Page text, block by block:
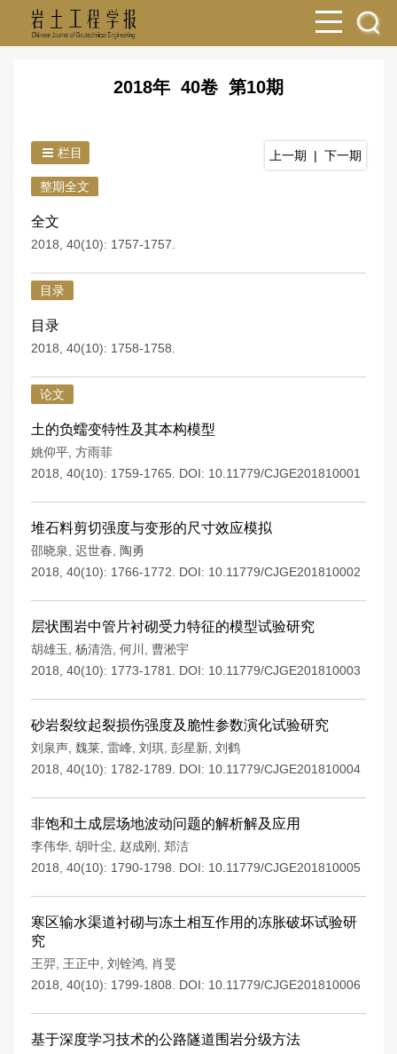
2018年 40卷 第10期
栏目 上一期 | 下一期
整期全文
全文
2018, 40(10): 1757-1757.
目录
目录
2018, 40(10): 1758-1758.
论文
土的负蠕变特性及其本构模型
姚仰平 方雨菲
2018, 40(10): 1759-1765.
DOI: 10.11779/CJGE201810001
堆石料剪切强度与变形的尺寸效应模拟
邵晓泉 迟世春
陶勇
2018, 40(10): 1766-1772.
DOI: 10.11779/CJGE201810002
层状围岩中管片衬砌受力特征的模型试验研究
胡雄玉 杨清浩 何川
曹淞宇
2018, 40(10): 1773-1781.
DOI: 10.11779/CJGE201810003
砂岩裂纹起裂损伤强度及脆性参数演化试验研究
刘泉声 魏莱 雷峰 刘琪 彭星新 刘鹤
2018, 40(10): 1782-1789.
DOI: 10.11779/CJGE201810004
非饱和土成层场地波动问题的解析解及应用
李伟华 胡叶尘 赵成刚
郑洁
2018, 40(10): 1790-1798.
DOI: 10.11779/CJGE201810005
寒区输水渠道衬砌与冻土相互作用的冻胀破坏试验研
究
王羿 王正中 刘铨鸿 肖旻
2018, 40(10): 1799-1808.
DOI: 10.11779/CJGE201810006
基于深度学习技术的公路隧道围岩分级方法